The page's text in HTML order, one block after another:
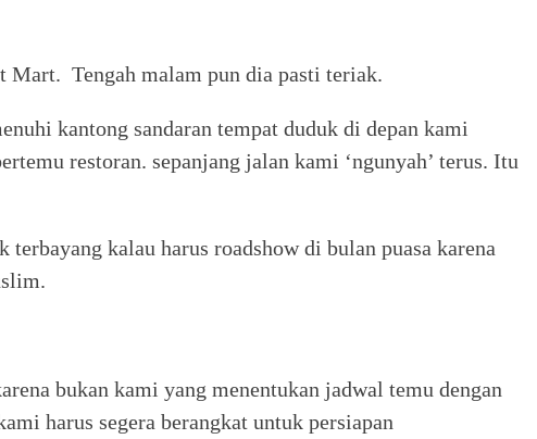
Tengah malam pun dia pasti teriak.
kantong sandaran tempat duduk di depan kami
restoran. sepanjang jalan kami ‘ngunyah’ terus. Itu
kalau harus roadshow di bulan puasa karena
bukan kami yang menentukan jadwal temu dengan
harus segera berangkat untuk persiapan